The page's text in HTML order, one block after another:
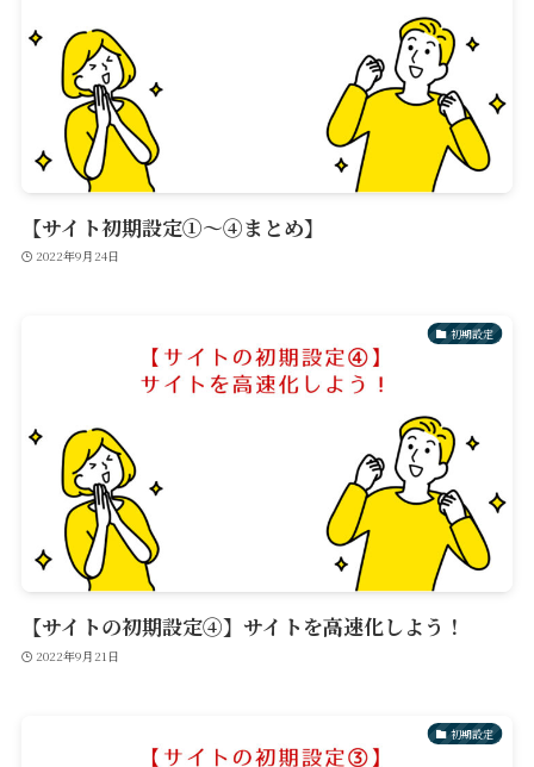
【サイト初期設定①〜④まとめ】
2022年9月24日
初期設定
【サイトの初期設定④】サイトを高速化しよう！
2022年9月21日
初期設定